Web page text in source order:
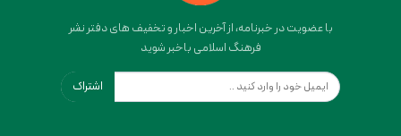
با عضویت در خبرنامه، از آخرین اخبار و تخفیف های دفتر نشر
فرهنگ اسلامی باخبر شوید
اشتراک